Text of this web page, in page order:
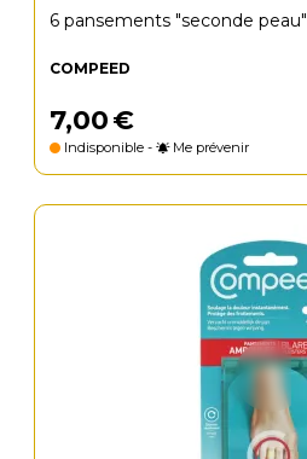
6 pansements "seconde
COMPEED
7,00€
Indisponible - Me prévenir